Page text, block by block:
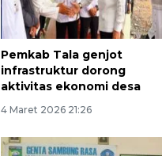
Pemkab Tala genjot
infrastruktur dorong
aktivitas ekonomi desa
4 Maret 2026 21:26